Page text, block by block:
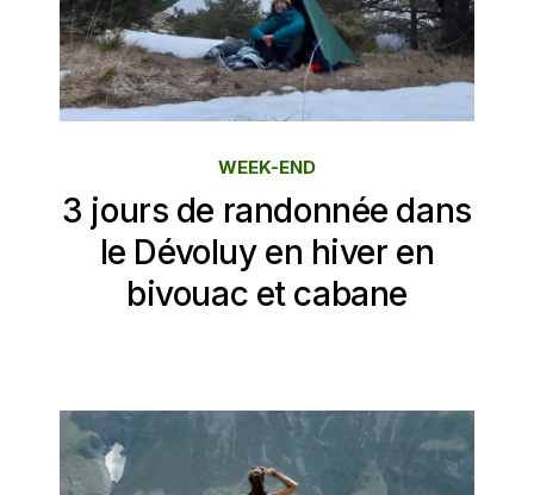
3 jours de randonnée dans
le Dévoluy en hiver en
bivouac et cabane
WEEK-END